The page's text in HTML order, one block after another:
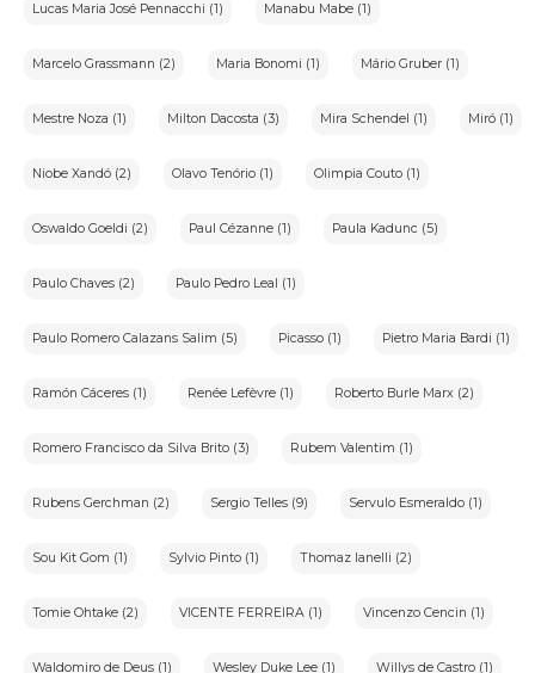
Lucas Maria José Pennacchi (1) Manabu Mabe (1)
Marcelo Grassmann (2) Maria Bonomi (1) Mário Gruber (1)
Mestre Noza (1) Milton Dacosta (3) Mira Schendel (1) Miró (1)
Niobe Xandó (2) Olavo Tenório (1) Olimpia Couto (1)
Oswaldo Goeldi (2) Paul Cézanne (1) Paula Kadunc (5)
Paulo Chaves (2) Paulo Pedro Leal (1)
Paulo Romero Calazans Salim (5) Picasso (1) Pietro Maria Bardi (1)
Ramón Cáceres (1) Renée Lefèvre (1) Roberto Burle Marx (2)
Romero Francisco da Silva Brito (3) Rubem Valentim (1)
Rubens Gerchman (2) Sergio Telles (9) Servulo Esmeraldo (1)
Sou Kit Gom (1) Sylvio Pinto (1) Thomaz Ianelli (2)
Tomie Ohtake (2) VICENTE FERREIRA (1) Vincenzo Cencin (1)
Waldomiro de Deus (1) Wesley Duke Lee (1) Willys de Castro (1)